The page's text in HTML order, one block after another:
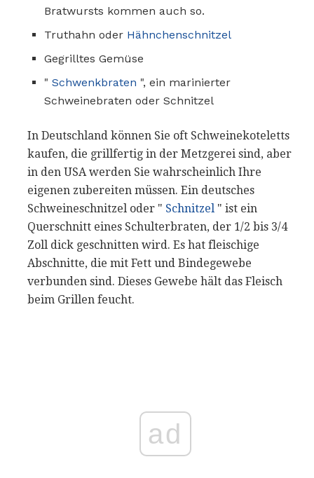
Bratwursts kommen auch so.
Truthahn oder Hähnchenschnitzel
Gegrilltes Gemüse
" Schwenkbraten ", ein marinierter
Schweinebraten oder Schnitzel
In Deutschland können Sie oft Schweinekoteletts
kaufen, die grillfertig in der Metzgerei sind, aber
in den USA werden Sie wahrscheinlich Ihre
eigenen zubereiten müssen. Ein deutsches
Schweineschnitzel oder " Schnitzel " ist ein
Querschnitt eines Schulterbraten, der 1/2 bis 3/4
Zoll dick geschnitten wird. Es hat fleischige
Abschnitte, die mit Fett und Bindegewebe
verbunden sind. Dieses Gewebe hält das Fleisch
beim Grillen feucht.
ad